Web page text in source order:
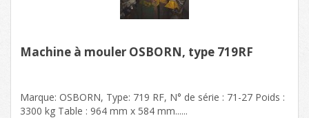
Machine à mouler OSBORN, type 719RF
Marque: OSBORN, Type: 719 RF, N° de série : 71-27 Poids :
3300 kg Table : 964 mm x 584 mm......